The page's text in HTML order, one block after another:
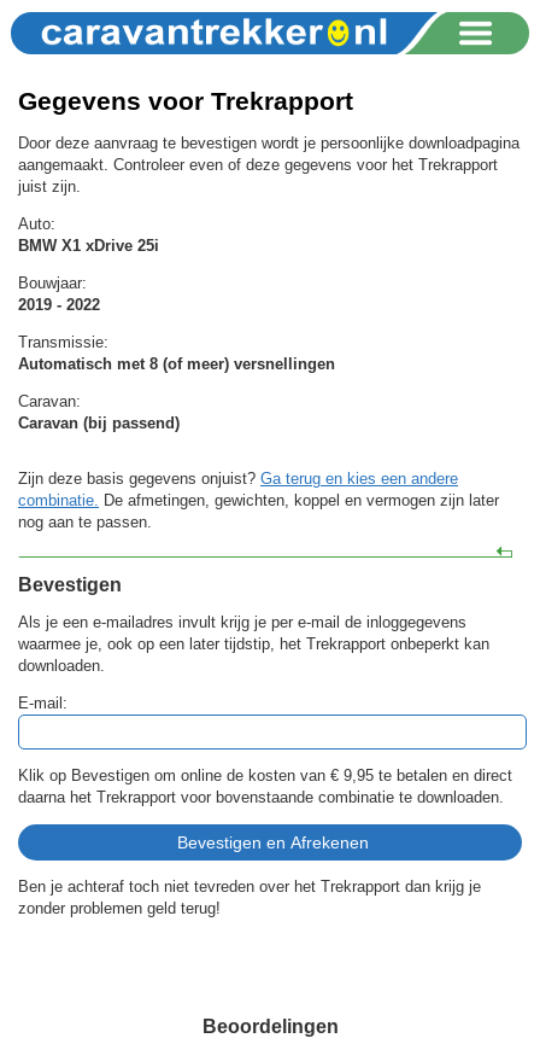
Gegevens voor Trekrapport
Door deze aanvraag te bevestigen wordt je persoonlijke downloadpagina
aangemaakt. Controleer even of deze gegevens voor het Trekrapport
juist zijn.
Auto:
BMW X1 xDrive 25i
Bouwjaar:
2019 - 2022
Transmissie:
Automatisch met 8 (of meer) versnellingen
Caravan:
Caravan (bij passend)
Zijn deze basis gegevens onjuist? Ga terug en kies een andere
combinatie. De afmetingen, gewichten, koppel en vermogen zijn later
nog aan te passen.
Bevestigen
Als je een e-mailadres invult krijg je per e-mail de inloggegevens
waarmee je, ook op een later tijdstip, het Trekrapport onbeperkt kan
downloaden.
E-mail:
Klik op Bevestigen om online de kosten van € 9,95 te betalen en direct
daarna het Trekrapport voor bovenstaande combinatie te downloaden.
Ben je achteraf toch niet tevreden over het Trekrapport dan krijg je
zonder problemen geld terug!
Beoordelingen